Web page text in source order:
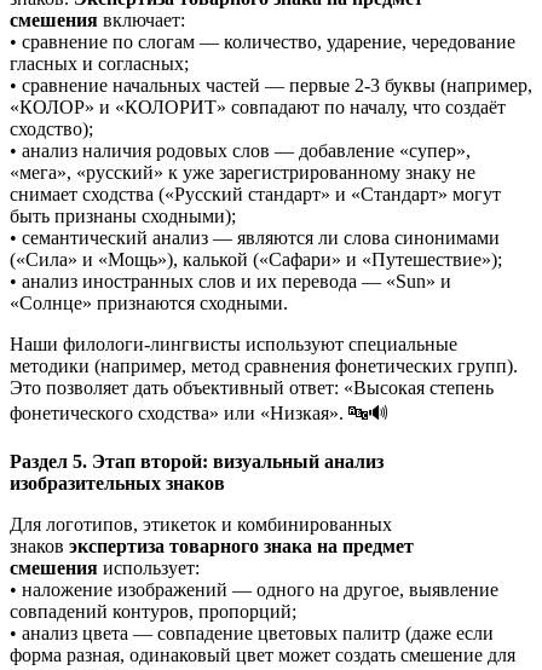
смешения включает:
• сравнение по слогам — количество, ударение, чередование
гласных и согласных;
• сравнение начальных частей — первые 2-3 буквы (например,
«КОЛОР» и «КОЛОРИТ» совпадают по началу, что создаёт
сходство);
• анализ наличия родовых слов — добавление «супер»,
«мега», «русский» к уже зарегистрированному знаку не
снимает сходства («Русский стандарт» и «Стандарт» могут
быть признаны сходными);
• семантический анализ — являются ли слова синонимами
(«Сила» и «Мощь»), калькой («Сафари» и «Путешествие»);
• анализ иностранных слов и их перевода — «Sun» и
«Солнце» признаются сходными.
Наши филологи-лингвисты используют специальные
методики (например, метод сравнения фонетических групп).
Это позволяет дать объективный ответ: «Высокая степень
фонетического сходства» или «Низкая». 🔤🔊
Раздел 5. Этап второй: визуальный анализ
изобразительных знаков
Для логотипов, этикеток и комбинированных
знаков экспертиза товарного знака на предмет
смешения использует:
• наложение изображений — одного на другое, выявление
совпадений контуров, пропорций;
• анализ цвета — совпадение цветовых палитр (даже если
форма разная, одинаковый цвет может создать смешение для